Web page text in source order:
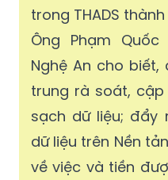
trong THADS
Ông Phạm Quốc
Nghệ An cho
trung rà soát,
sạch dữ liệu; đẩy
dữ liệu trên Nền
về việc và tiền